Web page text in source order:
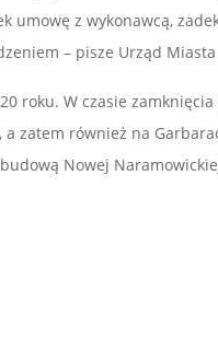
umowę z wykonawcą,
– pisze Urząd
roku. W czasie
zatem również na
Nowej